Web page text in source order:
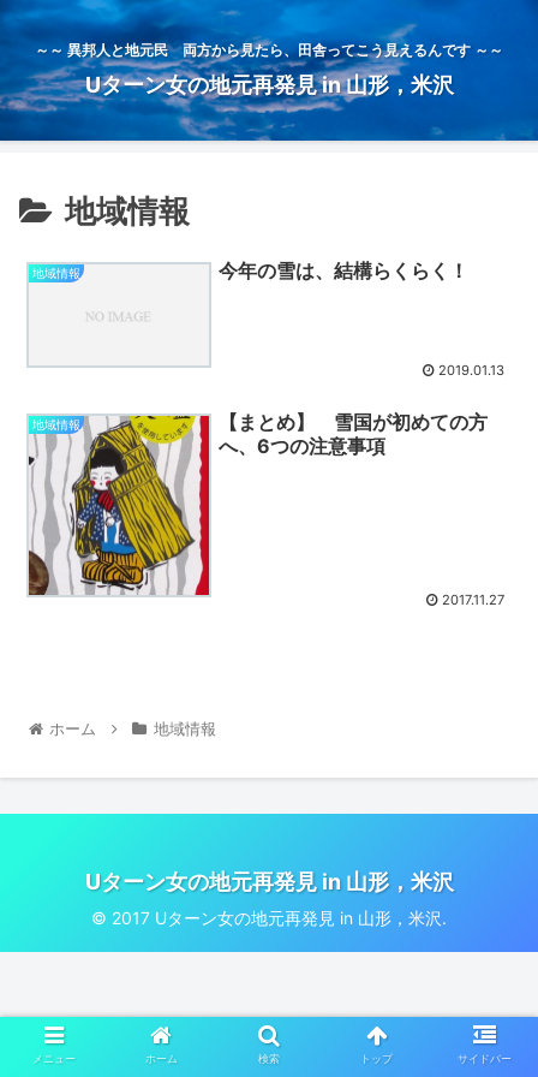
～～ 異邦人と地元民 両方から見たら、田舎ってこう見えるんです ～～
Uターン女の地元再発見 in 山形，米沢
地域情報
地域情報 今年の雪は、結構らくらく！
2019.01.13
地域情報
【まとめ】 雪国が初めての方
へ、6つの注意事項
2017.11.27
ホーム 地域情報
Uターン女の地元再発見 in 山形，米沢
© 2017 Uターン女の地元再発見 in 山形，米沢.
メニュー ホーム 検索 トップ サイドバー